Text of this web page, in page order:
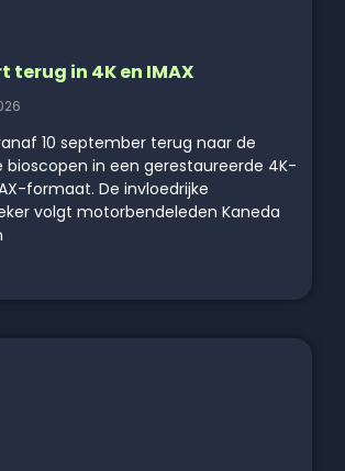
terug in 4K en IMAX
10 september terug naar de
bioscopen in een gerestaureerde 4K-
formaat. De invloedrijke
volgt motorbendeleden Kaneda